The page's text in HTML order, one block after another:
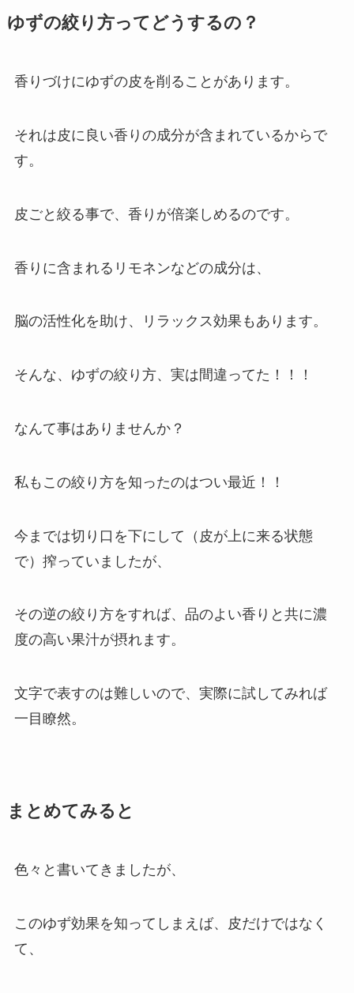
ゆずの絞り方ってどうするの？
香りづけにゆずの皮を削ることがあります。
それは皮に良い香りの成分が含まれているからで
す。
皮ごと絞る事で、香りが倍楽しめるのです。
香りに含まれるリモネンなどの成分は、
脳の活性化を助け、リラックス効果もあります。
そんな、ゆずの絞り方、実は間違ってた！！！
なんて事はありませんか？
私もこの絞り方を知ったのはつい最近！！
今までは切り口を下にして（皮が上に来る状態
で）搾っていましたが、
その逆の絞り方をすれば、品のよい香りと共に濃
度の高い果汁が摂れます。
文字で表すのは難しいので、実際に試してみれば
一目瞭然。
まとめてみると
色々と書いてきましたが、
このゆず効果を知ってしまえば、皮だけではなく
て、